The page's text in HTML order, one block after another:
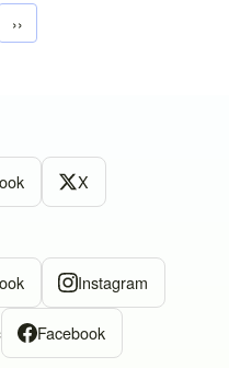
Next page
››
X
Instagram
Facebook